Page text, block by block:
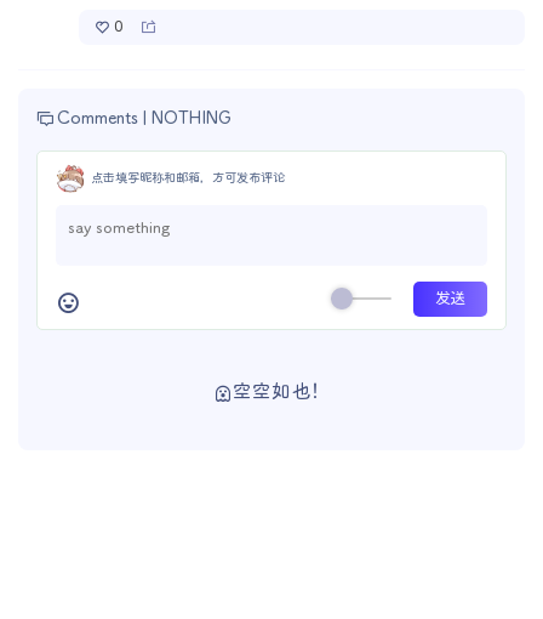
0
Comments | NOTHING
点击填写昵称和邮箱，方可发布评论
空空如也！